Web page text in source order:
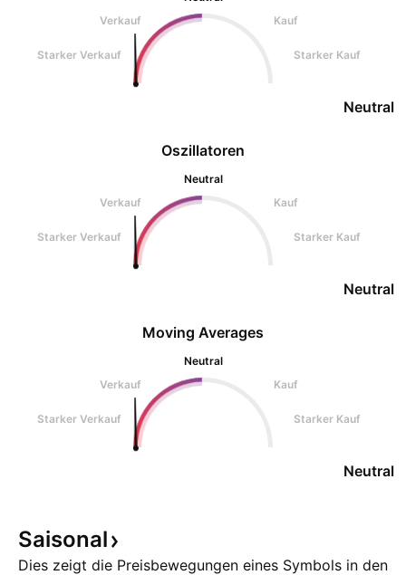
Oszillatoren
Neutral
Verkauf
Kauf
Starker Verkauf Starker Kauf
Neutral
Verkauf
Kauf
Starker Verkauf Starker Kauf
Neutral
Moving Averages
Neutral
Verkauf
Kauf
Starker Verkauf Starker Kauf
Neutral
Saisonal
Dies zeigt die Preisbewegungen eines Symbols in den